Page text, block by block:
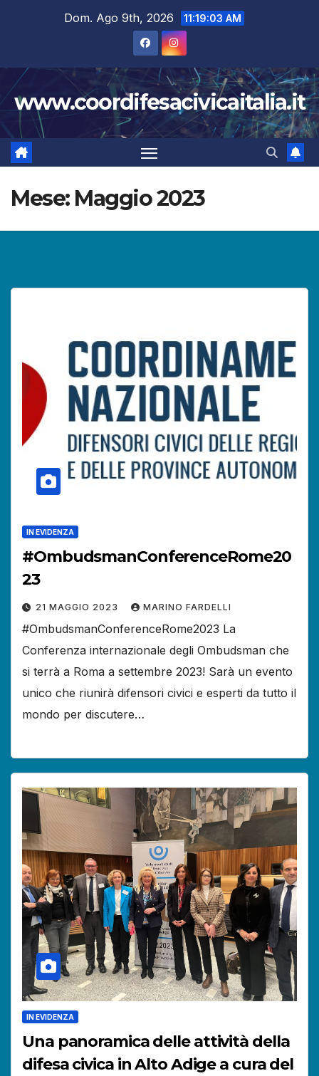
Dom. Ago 9th, 2026 11:19:04 AM
www.coordifesacivicaitalia.it
Mese: Maggio 2023
IN EVIDENZA
#OmbudsmanConferenceRome20
23
21 MAGGIO 2023 MARINO FARDELLI
#OmbudsmanConferenceRome2023 La
Conferenza internazionale degli Ombudsman che
si terrà a Roma a settembre 2023! Sarà un evento
unico che riunirà difensori civici e esperti da tutto il
mondo per discutere…
IN EVIDENZA
Una panoramica delle attività della
difesa civica in Alto Adige a cura del